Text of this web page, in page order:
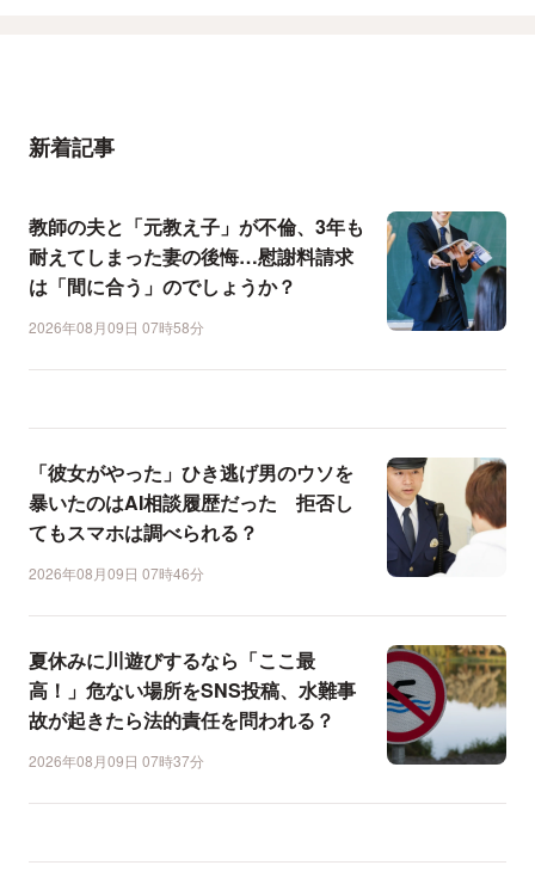
新着記事
教師の夫と「元教え子」が不倫、3年も
耐えてしまった妻の後悔…慰謝料請求
は「間に合う」のでしょうか？
2026年08月09日 07時58分
「彼女がやった」ひき逃げ男のウソを
暴いたのはAI相談履歴だった 拒否し
てもスマホは調べられる？
2026年08月09日 07時46分
夏休みに川遊びするなら「ここ最
高！」危ない場所をSNS投稿、水難事
故が起きたら法的責任を問われる？
2026年08月09日 07時37分